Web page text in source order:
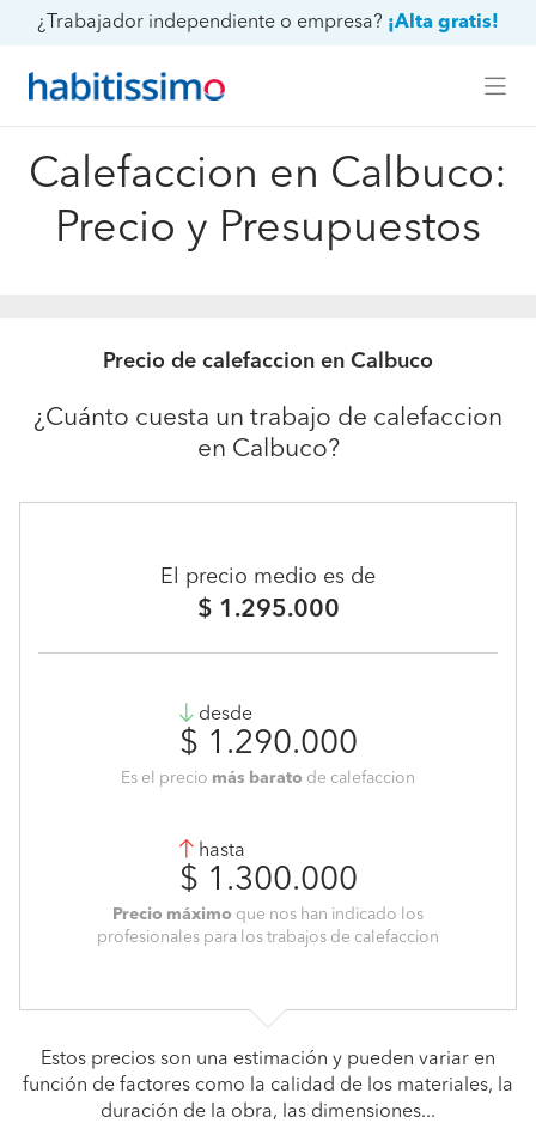
¿Trabajador independiente o empresa? ¡Alta gratis!
Calefaccion en Calbuco:
Precio y Presupuestos
Precio de calefaccion en Calbuco
¿Cuánto cuesta un trabajo de calefaccion
en Calbuco?
El precio medio es de
$ 1.295.000
desde
$ 1.290.000
Es el precio más barato de calefaccion
hasta
$ 1.300.000
Precio máximo que nos han indicado los
profesionales para los trabajos de calefaccion
Estos precios son una estimación y pueden variar en
función de factores como la calidad de los materiales, la
duración de la obra, las dimensiones...